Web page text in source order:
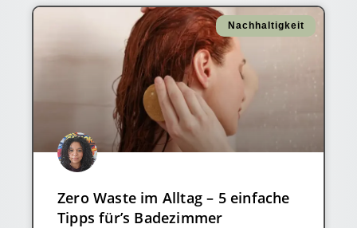
Nachhaltigkeit
Zero Waste im Alltag – 5 einfache
Tipps für’s Badezimmer